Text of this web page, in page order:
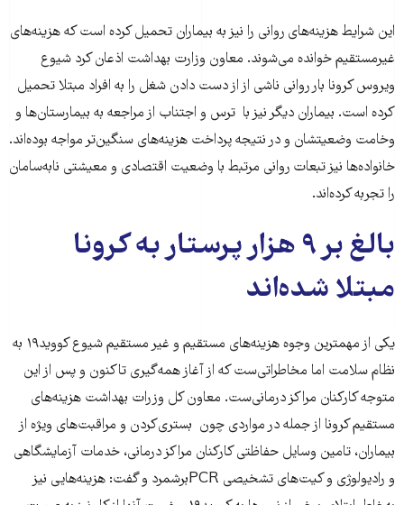
این شرایط هزینه‌های روانی را نیز به بیماران تحمیل کرده‌ است که هزینه‌های
غیرمستقیم خوانده می‌شوند. معاون وزارت بهداشت اذعان کرد شیوع
ویروس کرونا بار روانی ناشی از از دست دادن شغل را به افراد مبتلا تحمیل
کرده است. بیماران دیگر نیز با ترس و اجتناب از مراجعه به بیمارستان‌ها و
وخامت وضعیتشان و در نتیجه پرداخت هزینه‌های سنگین‌تر مواجه بوده‌اند.
خانواده‌ها نیز تبعات روانی مرتبط با وضعیت اقتصادی و معیشتی نابه‌سامان
را تجربه کرده‌اند.
بالغ بر ۹ هزار پرستار به کرونا
مبتلا شده‌اند
یکی از مهمترین وجوه هزینه‌های مستقیم و غیر مستقیم شیوع کووید۱۹ به
نظام سلامت اما مخاطراتی‌ست که از آغاز همه‌گیری تاکنون و پس از این
متوجه کارکنان مراکز درمانی‌ست. معاون کل وزرات بهداشت هزینه‌های
مستقیم کرونا از جمله در مواردی چون بستری‌کردن و مراقبت‌های ویژه از
بیماران، تامین وسايل حفاظتی کارکنان مراکز درمانی، خدمات آزمایشگاهی
و رادیولوژی و کیت‌های تشخیصی PCRبرشمرد و گفت: هزینه‌هایی نیز